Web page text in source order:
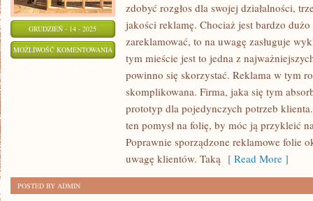
GRUDZIEŃ - 14 - 2025
MOŻLIWOŚĆ KOMENTOWANIA
MIEJSCE,
zdobyć rozgłos dla swojej działalności,
jakości reklamę. Chociaż jest bardzo
zareklamować, to na uwagę zasługuje
tym mieście jest to jedna z
powinno się skorzystać. Reklama w tym
skomplikowana. Firma, jaka się tym
prototyp dla pojedynczych potrzeb
ten pomysł na folię, by móc ją przykleić
Poprawnie sporządzone reklamowe folie
uwagę klientów. Taką [ Read More ]
POSTED BY ADMIN